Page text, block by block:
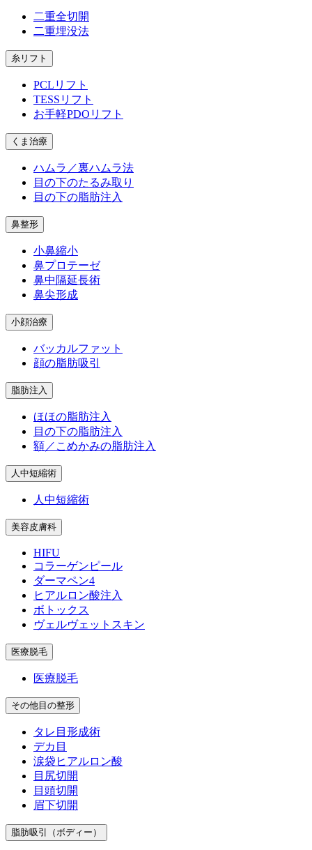
二重全切開
二重埋没法
糸リフト
PCLリフト
TESSリフト
お手軽PDOリフト
くま治療
ハムラ／裏ハムラ法
目の下のたるみ取り
目の下の脂肪注入
鼻整形
小鼻縮小
鼻プロテーゼ
鼻中隔延長術
鼻尖形成
小顔治療
バッカルファット
顔の脂肪吸引
脂肪注入
ほほの脂肪注入
目の下の脂肪注入
額／こめかみの脂肪注入
人中短縮術
人中短縮術
美容皮膚科
HIFU
コラーゲンピール
ダーマペン4
ヒアルロン酸注入
ボトックス
ヴェルヴェットスキン
医療脱毛
医療脱毛
その他目の整形
タレ目形成術
デカ目
涙袋ヒアルロン酸
目尻切開
目頭切開
眉下切開
脂肪吸引（ボディー）